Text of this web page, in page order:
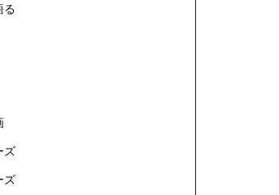
る
ズ
ズ